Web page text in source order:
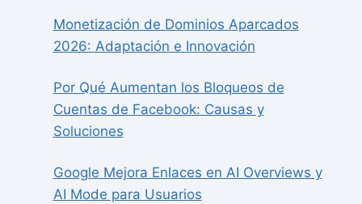
Monetización de Dominios Aparcados
2026: Adaptación e Innovación
Por Qué Aumentan los Bloqueos de
Cuentas de Facebook: Causas y
Soluciones
Google Mejora Enlaces en AI Overviews y
AI Mode para Usuarios